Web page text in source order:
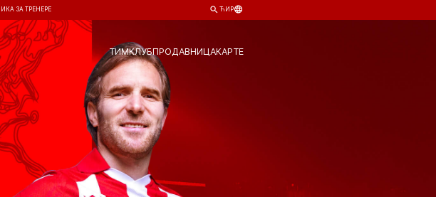
ЗА ТРЕНЕРЕ ЋИР
ТИМКЛУБПРОДАВНИЦАКАРТЕ